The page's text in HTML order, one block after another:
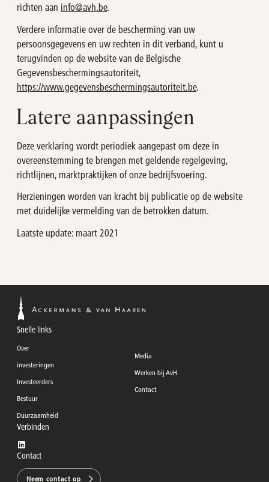
richten aan info@avh.be.
Verdere informatie over de bescherming van uw
persoonsgegevens en uw rechten in dit verband, kunt u
terugvinden op de website van de Belgische
Gegevensbeschermingsautoriteit,
https://www.gegevensbeschermingsautoriteit.be.
Latere aanpassingen
Deze verklaring wordt periodiek aangepast om deze in
overeenstemming te brengen met geldende regelgeving,
richtlijnen, marktpraktijken of onze bedrijfsvoering.
Herzieningen worden van kracht bij publicatie op de website
met duidelijke vermelding van de betrokken datum.
Laatste update: maart 2021
Snelle links
Over
investeringen
Investeerders
Bestuur
Duurzaamheid
Media
Werken bij AvH
Contact
Verbinden
Contact
Neem contact op